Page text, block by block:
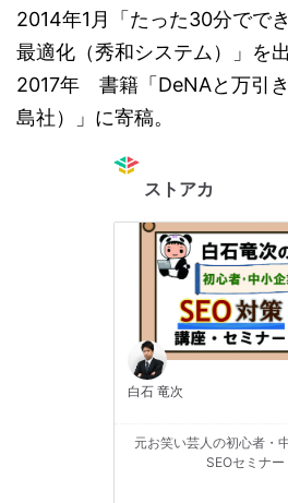
2014年1月「たった30分でで
最適化（秀和システム）」を出
2017年 書籍「DeNAと万引
島社）」に寄稿。
ストアカ
白石 竜次
元お笑い芸人の初心者・
SEOセミナー